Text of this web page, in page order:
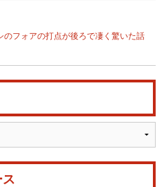
のフォアの打点が後ろで凄く驚いた話